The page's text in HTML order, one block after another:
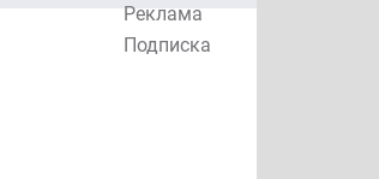
Реклама
Подписка